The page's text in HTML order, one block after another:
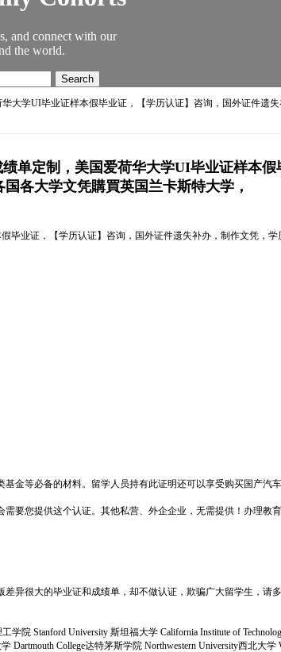
and connect with our
the world.
大学UI毕业证样本假毕业证，【学历认证】咨询，国外证件遗
单定制，美国爱荷华大学UI毕业证样本
各大学文凭購買英国兰卡斯特大学，
毕业证，【学历认证】咨询，国外证件遗失补办，制作文凭，
金等必备的材料。留学人员持有此证明还可以享受购买国产汽车
要您提供这个认证。其他私营、外企企业，无需提供！办理教
异很大的毕业证和成绩单，却不做认证，欺骗广大留学生，请
学院 Stanford University 斯坦福大学 California Institute of
Dartmouth College达特茅斯学院 Northwestern University西北大